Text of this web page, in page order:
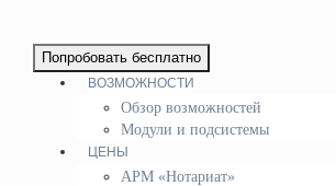
Попробовать бесплатно
ВОЗМОЖНОСТИ
Обзор возможностей
Модули и подсистемы
ЦЕНЫ
АРМ «Нотариат»